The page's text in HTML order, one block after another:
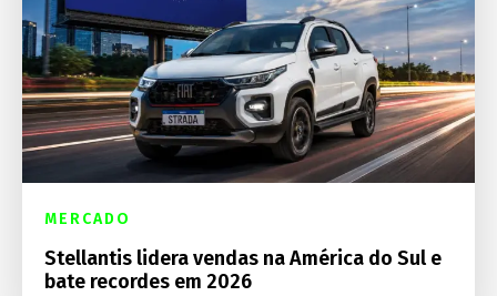
MERCADO
Stellantis lidera vendas na América do Sul e
bate recordes em 2026